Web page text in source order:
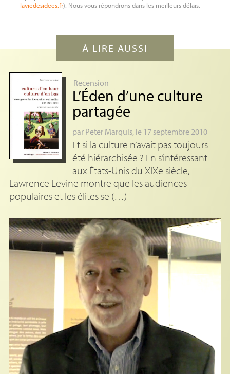
laviedesidees.fr). Nous vous répondrons dans les meilleurs délais.
À LIRE AUSSI
Recension
L’Éden d’une culture
partagée
par Peter Marquis, le 17 septembre 2010
Et si la culture n’avait pas toujours
été hiérarchisée ? En s’intéressant
aux États-Unis du XIXe siècle,
Lawrence Levine montre que les audiences
populaires et les élites se (…)